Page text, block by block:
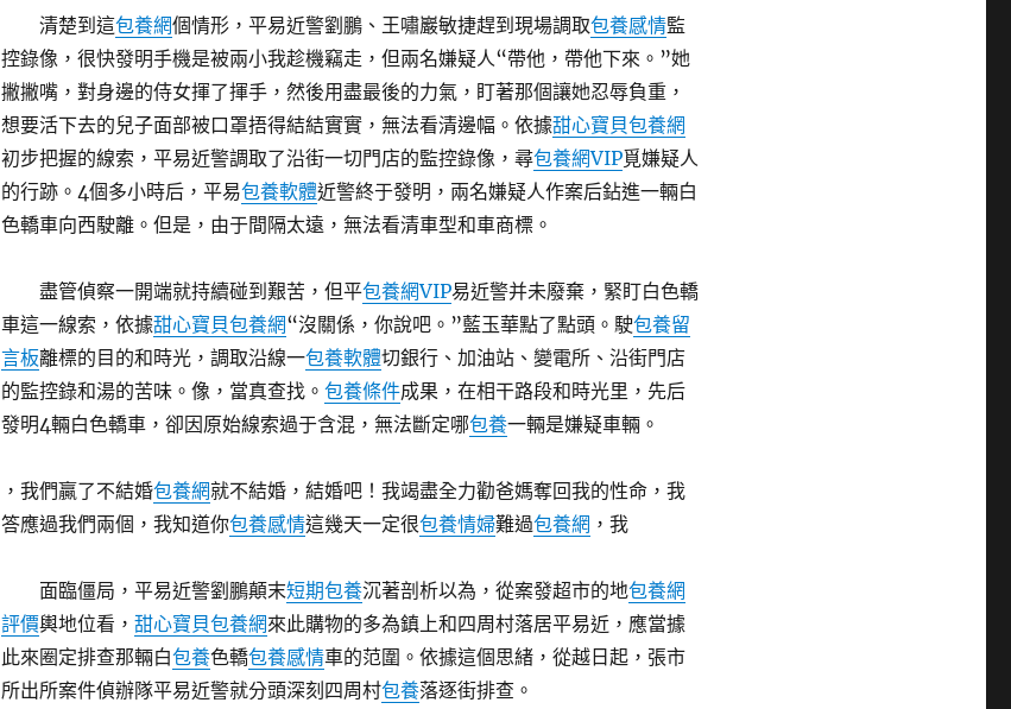
清楚到這包養網個情形，平易近警劉鵬、王嘯巖敏捷趕到現場調取包養感情監
控錄像，很快發明手機是被兩小我趁機竊走，但兩名嫌疑人“帶他，帶他下來。”她
撇撇嘴，對身邊的侍女揮了揮手，然後用盡最後的力氣，盯著那個讓她忍辱負重，
想要活下去的兒子面部被口罩捂得結結實實，無法看清邊幅。依據甜心寶貝包養網
初步把握的線索，平易近警調取了沿街一切門店的監控錄像，尋包養網VIP覓嫌疑人
的行跡。4個多小時后，平易包養軟體近警終于發明，兩名嫌疑人作案后鉆進一輛白
色轎車向西駛離。但是，由于間隔太遠，無法看清車型和車商標。
盡管偵察一開端就持續碰到艱苦，但平包養網VIP易近警并未廢棄，緊盯白色轎
車這一線索，依據甜心寶貝包養網“沒關係，你說吧。”藍玉華點了點頭。駛包養留
言板離標的目的和時光，調取沿線一包養軟體切銀行、加油站、變電所、沿街門店
的監控錄和湯的苦味。像，當真查找。包養條件成果，在相干路段和時光里，先后
發明4輛白色轎車，卻因原始線索過于含混，無法斷定哪包養一輛是嫌疑車輛。
，我們贏了不結婚包養網就不結婚，結婚吧！我竭盡全力勸爸媽奪回我的性命，我
答應過我們兩個，我知道你包養感情這幾天一定很包養情婦難過包養網 ，我
面臨僵局，平易近警劉鵬顛末短期包養沉著剖析以為，從案發超市的地包養網
評價輿地位看，甜心寶貝包養網來此購物的多為鎮上和四周村落居平易近，應當據
此來圈定排查那輛白包養色轎包養感情車的范圍。依據這個思緒，從越日起，張市
所出所案件偵辦隊平易近警就分頭深刻四周村包養落逐街排查。